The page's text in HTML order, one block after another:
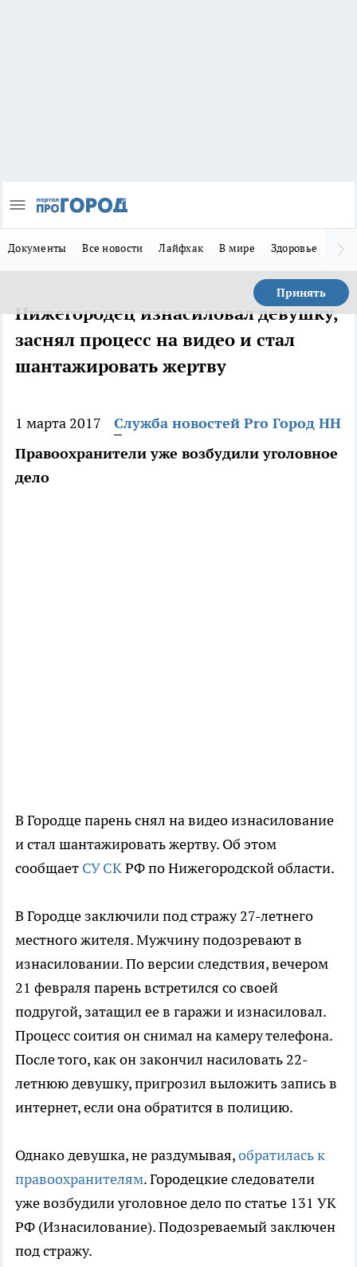
Документы Все новости Лайфхак В мире Здоровье
Принять
Нижегородец изнасиловал девушку,
заснял процесс на видео и стал
шантажировать жертву
1 марта 2017
Служба новостей Pro Город НН
Правоохранители уже возбудили уголовное
дело
В Городце парень снял на видео изнасилование
и стал шантажировать жертву. Об этом
сообщает СУ СКРФ по Нижегородской области.
В Городце заключили под стражу 27-летнего
местного жителя. Мужчину подозревают в
изнасиловании. По версии следствия, вечером
21 февраля парень встретился со своей
подругой, затащил ее в гаражи и изнасиловал.
Процесс соития он снимал на камеру телефона.
После того, как он закончил насиловать 22-
летнюю девушку, пригрозил выложить запись в
интернет, если она обратится в полицию.
Однако девушка, не раздумывая,обратилась к
правоохранителям. Городецкие следователи
уже возбудили уголовное дело по статье 131 УК
РФ (Изнасилование). Подозреваемый заключен
под стражу.